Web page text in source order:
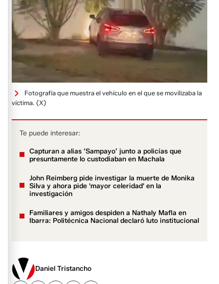
Fotografía que muestra el vehículo en el que se movilizaba la
víctima. (X)
Te puede interesar:
Capturan a alias ‘Sampayo’ junto a policías que
presuntamente lo custodiaban en Machala
John Reimberg pide investigar la muerte de Monika
Silva y ahora pide 'mayor celeridad' en la
investigación
Familiares y amigos despiden a Nathaly Mafla en
Ibarra: Politécnica Nacional declaró luto institucional
Daniel Tristancho